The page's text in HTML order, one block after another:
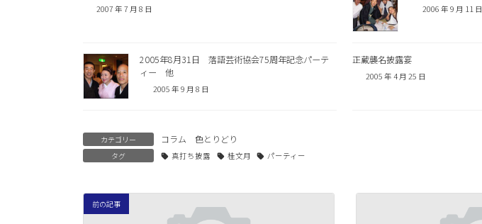
2007 年 7 月 8 日 2006 年 9 月 11 日
2005年8月31日 落語芸術協会75周年記念パーテ
ィー 他
2005 年 9 月 8 日
正蔵襲名披露宴
2005 年 4 月 25 日
カテゴリー コラム 色とりどり
タグ 真打ち披露 桂文月 パーティー
前の記事